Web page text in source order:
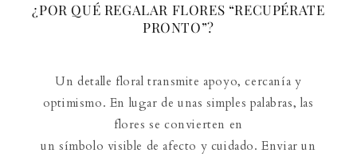
¿POR QUÉ REGALAR FLORES “RECUPÉRATE
PRONTO”?
Un detalle floral transmite apoyo, cercanía y
optimismo. En lugar de unas simples palabras, las
flores se convierten en
un símbolo visible de afecto y cuidado. Enviar un